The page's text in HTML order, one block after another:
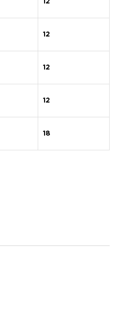
12
12
12
12
18